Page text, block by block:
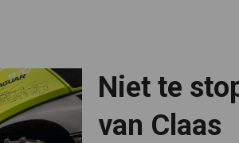
Niet te
van Claas